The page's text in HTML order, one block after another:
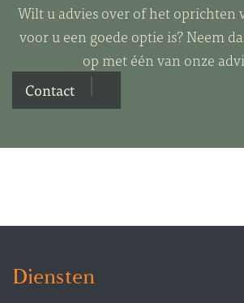
Wilt u advies over of het oprichten
voor u een goede optie is? Neem
op met één van onze
Contact
Diensten